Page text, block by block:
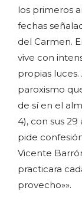
los primeros
fechas
del Carmen.
vive con
propias
paroxismo
de sí en el
4), con sus
pide
Vicente
practicara
provecho»».